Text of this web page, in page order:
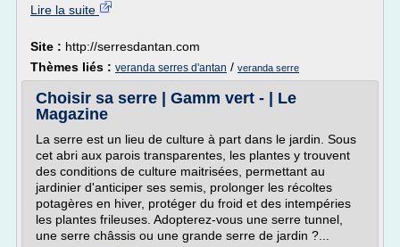
Lire la suite
Site : http://serresdantan.com
Thèmes liés : veranda serres d'antan / veranda serre
Choisir sa serre | Gamm vert - | Le
Magazine
La serre est un lieu de culture à part dans le jardin. Sous
cet abri aux parois transparentes, les plantes y trouvent
des conditions de culture maitrisées, permettant au
jardinier d'anticiper ses semis, prolonger les récoltes
potagères en hiver, protéger du froid et des intempéries
les plantes frileuses. Adopterez-vous une serre tunnel,
une serre châssis ou une grande serre de jardin ?...